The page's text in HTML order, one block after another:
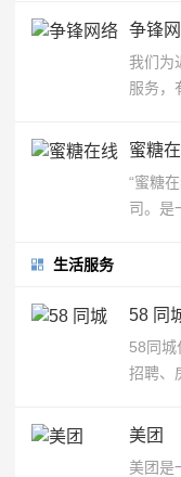
争锋
我们为
服务，
蜜糖
“蜜糖
司。是
生活服务
58 同
58同城
招聘、
美团
美团是